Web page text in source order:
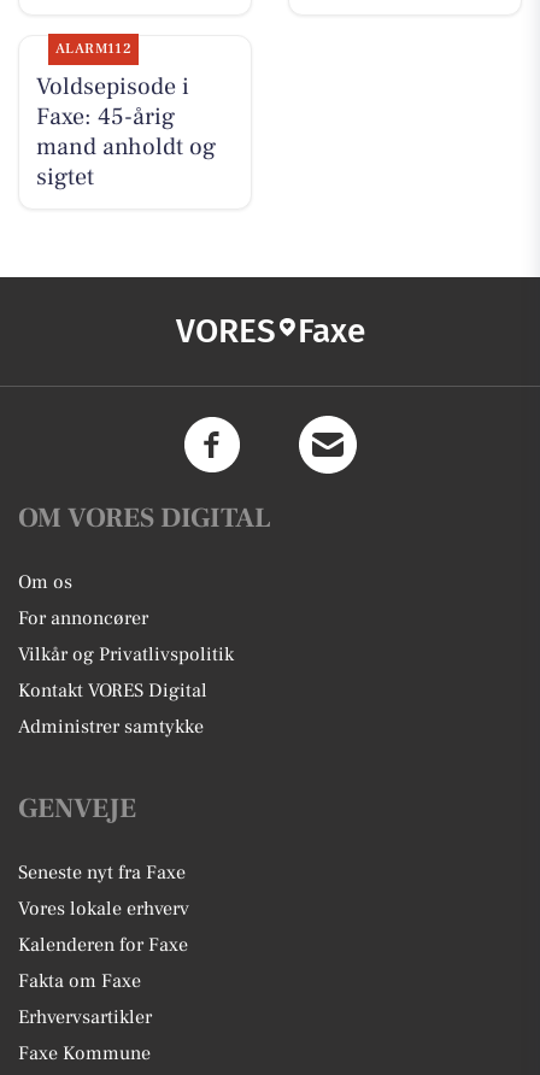
ALARM112
Voldsepisode i
Faxe: 45-årig
mand anholdt og
sigtet
VORES Faxe
OM VORES DIGITAL
Om os
For annoncører
Vilkår og Privatlivspolitik
Kontakt VORES Digital
Administrer samtykke
GENVEJE
Seneste nyt fra Faxe
Vores lokale erhverv
Kalenderen for Faxe
Fakta om Faxe
Erhvervsartikler
Faxe Kommune